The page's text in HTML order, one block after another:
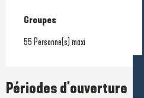
Groupes
Groupes
55 Personne(s) maxi
Périodes d'ouverture